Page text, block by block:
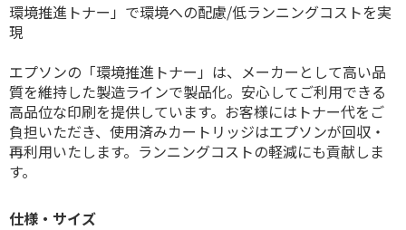
環境推進トナー」で環境への配慮/低ランニングコストを実
現
エプソンの「環境推進トナー」は、メーカーとして高い品
質を維持した製造ラインで製品化。安心してご利用できる
高品位な印刷を提供しています。お客様にはトナー代をご
負担いただき、使用済みカートリッジはエプソンが回収・
再利用いたします。ランニングコストの軽減にも貢献しま
す。
仕様・サイズ